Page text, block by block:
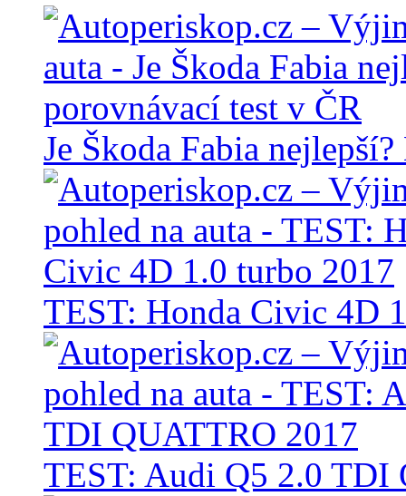
Je Škoda Fabia
TEST: Honda Civic 4D
TEST: Audi Q5 2.0 TDI